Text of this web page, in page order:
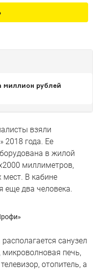
миллион рублей
взяли
2018 года. Ее
в жилой
миллиметров,
В кабине
еще два человека.
санузел
микроволновая печь,
отопитель, а